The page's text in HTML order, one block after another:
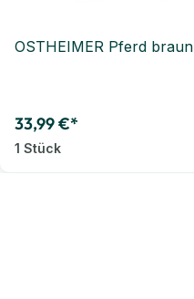
OSTHEIMER Pferd braun
33,99 €*
1 Stück